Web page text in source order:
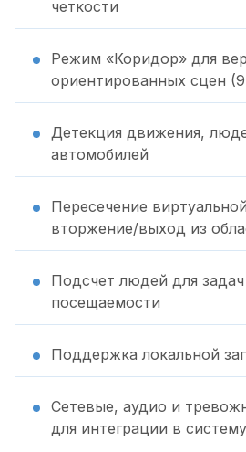
четкости
Режим «Коридор» для
ориентированных сцен
Детекция движения,
автомобилей
Пересечение
вторжение/выход из
Подсчет людей для задач
посещаемости
Поддержка локальной
Сетевые, аудио и
для интеграции в систему